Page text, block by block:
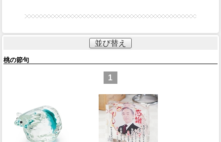
並び替え
桃の節句
1